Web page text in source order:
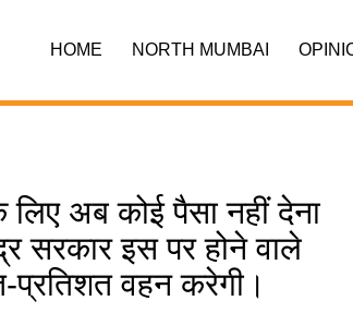
HOME NORTH MUMBAI
लिए अब कोई पैसा नहीं देना
सरकार इस पर होने वाले
वहन करेगी।